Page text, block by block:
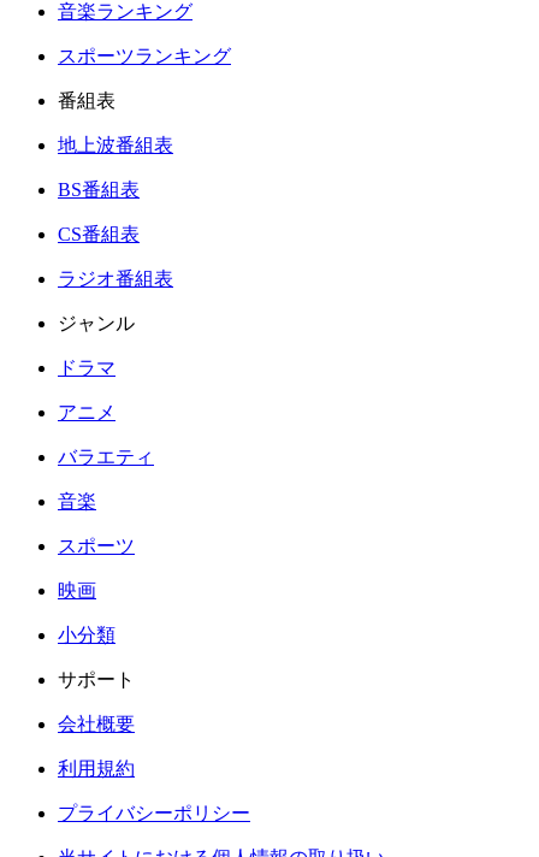
音楽ランキング
スポーツランキング
番組表
地上波番組表
BS番組表
CS番組表
ラジオ番組表
ジャンル
ドラマ
アニメ
バラエティ
音楽
スポーツ
映画
小分類
サポート
会社概要
利用規約
プライバシーポリシー